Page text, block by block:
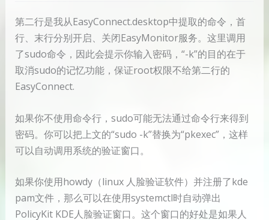
第二行是我从EasyConnect.desktop中提取的命令，首
行、末行分别开启、关闭EasyMonitor服务。这里调用
了sudo命令，因此会提示你输入密码，“-k”的目的在于
取消sudo的记忆功能，保证root权限不给第二行的
EasyConnect.
如果你不使用命令行，sudo可能无法通过命令行来得到
密码。你可以把上文的“sudo -k”替换为“pkexec”，这样
可以自动调用系统的验证窗口。
如果你使用howdy（linux 人脸验证软件）并注册了kde
pam文件，那么可以在使用systemctl时自动弹出
PolicyKit KDE人脸验证窗口。这个窗口的好处是如果人